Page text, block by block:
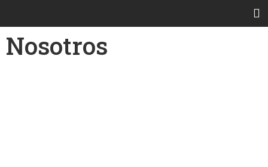
Nosotros